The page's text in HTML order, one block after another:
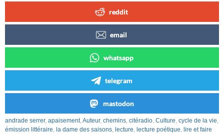
reddit
email
whatsapp
telegram
mastodon
andrade serrer, apaisement,Auteur, chemins, citéradio, Culture, cycle de la vie,
émission littéraire, la dame des saisons, lecture, lecture poétique, lire et faire